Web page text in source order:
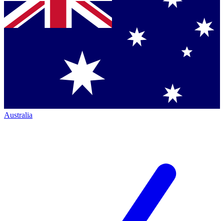
Australia